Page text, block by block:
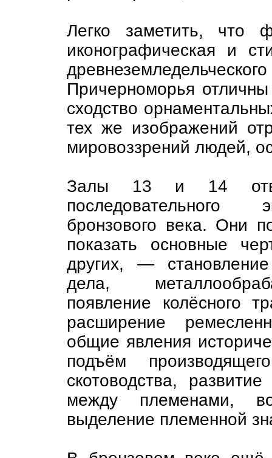
Легко заметить, что
иконографическая и
Причерноморья
сходство
тех же изображений
мировоззрений людей,
Залы 13 и 14
последовательного
бронзового века. Они
показать основные
других, —
дела,
появление колёсного
расширение
общие явления
подъём
скотоводства,
между племенами,
выделение племенной